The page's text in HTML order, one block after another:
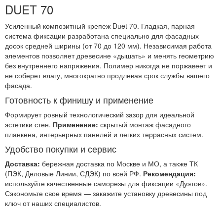
DUET 70
Усиленный композитный крепеж Duet 70. Гладкая, парная
система фиксации разработана специально для фасадных
досок средней ширины (от 70 до 120 мм). Независимая работа
элементов позволяет древесине «дышать» и менять геометрию
без внутреннего напряжения. Полимер никогда не поржавеет и
не соберет влагу, многократно продлевая срок службы вашего
фасада.
Готовность к финишу и применение
Формирует ровный технологический зазор для идеальной
эстетики стен. Применение: скрытый монтаж фасадного
планкена, интерьерных панелей и легких террасных систем.
Удобство покупки и сервис
Доставка: бережная доставка по Москве и МО, а также ТК
(ПЭК, Деловые Линии, СДЭК) по всей РФ. Рекомендация:
используйте качественные саморезы для фиксации «Дуэтов».
Сэкономьте свое время — закажите установку древесины под
ключ от наших специалистов.